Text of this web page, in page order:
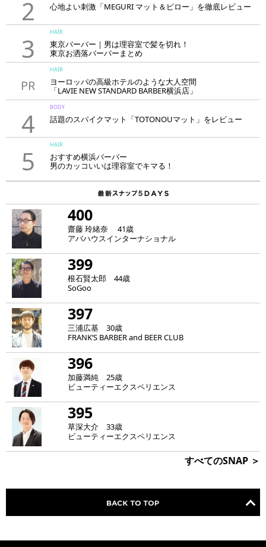
2 心地よい刺激「MEGURI マット＆ピロー」を徹底レビュー
3
HAIR
東京バーバー｜男は理容室で髪を切れ！
東京お洒落バーバーまとめ
PR
HAIR
ヨーロッパの高級ホテルのような大人空間
「LAVIE NEW STANDARD BARBER横浜店」
4
BODY
話題のスパイクマット「TOTONOUマット」をレビュー
5
HAIR
おすすめ横浜バーバー
男のカッコいいは理容室でキマる！
400
齋藤 玲緒奈 41歳
アバハウスインターナショナル
399
根石賢太郎 44歳
SoGoo
397
三浦広基 30歳
FRANK‘S BARBER and BEER CLUB
396
加藤満純 25歳
ビューティーエクスペリエンス
395
草深大介 33歳
ビューティーエクスペリエンス
すべてのSNAP ＞